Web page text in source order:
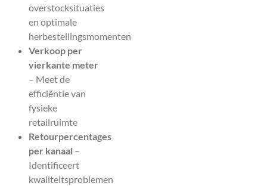
overstocksituaties
en optimale
herbestellingsmomenten
Verkoop per
vierkante meter
– Meet de
efficiëntie van
fysieke
retailruimte
Retourpercentages
per kanaal –
Identificeert
kwaliteitsproblemen